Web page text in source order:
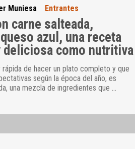
Muniesa Entrantes
carne salteada,
azul, una receta
deliciosa como nutritiva
rápida de hacer un plato completo y que
según la época del año, es
una mezcla de ingredientes que …